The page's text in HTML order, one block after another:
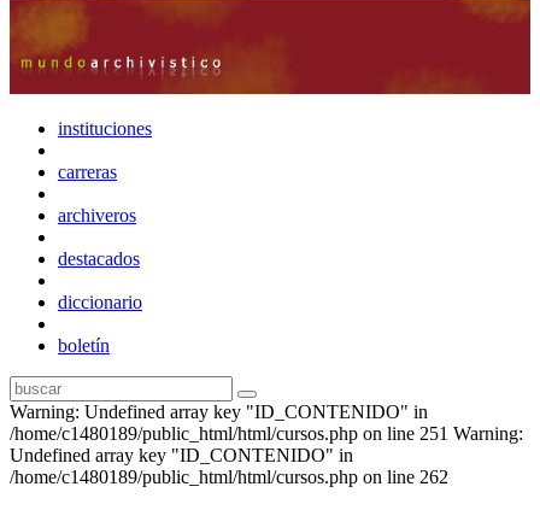
instituciones
carreras
archiveros
destacados
diccionario
boletín
Warning: Undefined array key "ID_CONTENIDO" in
/home/c1480189/public_html/html/cursos.php on line 251 Warning:
Undefined array key "ID_CONTENIDO" in
/home/c1480189/public_html/html/cursos.php on line 262